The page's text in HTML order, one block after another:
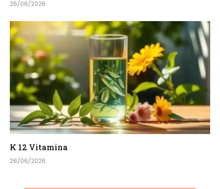
26/06/2026
K 12 Vitamina
26/06/2026